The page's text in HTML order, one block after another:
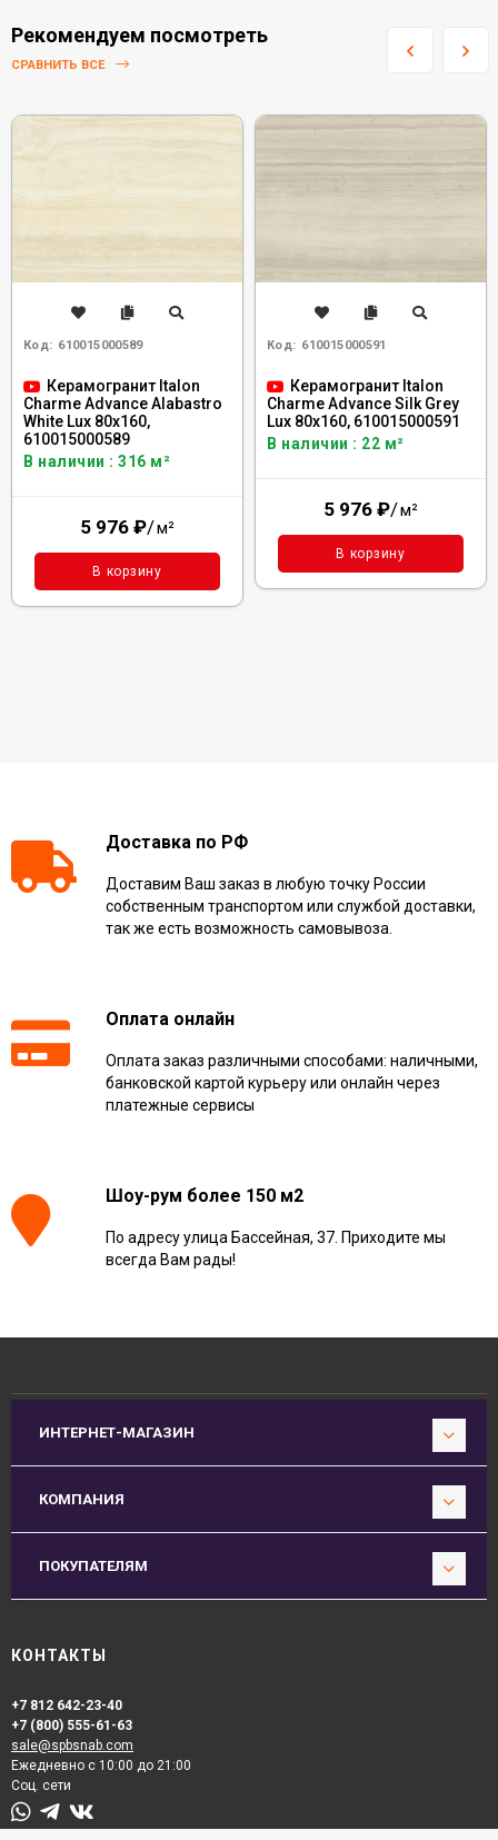
Рекомендуем посмотреть
СРАВНИТЬ ВСЕ
Код: 610015000589
Керамогранит Italon
Charme Advance Alabastro
White Lux 80x160,
610015000589
В наличии : 316 м²
5 976 ₽/м²
В корзину
Код: 610015000591
Керамогранит Italon
Charme Advance Silk Grey
Lux 80x160, 610015000591
В наличии : 22 м²
5 976 ₽/м²
В корзину
Доставка по РФ
Доставим Ваш заказ в любую точку России
собственным транспортом или службой доставки,
так же есть возможность самовывоза.
Оплата онлайн
Оплата заказ различными способами: наличными,
банковской картой курьеру или онлайн через
платежные сервисы
Шоу-рум более 150 м2
По адресу улица Бассейная, 37. Приходите мы
всегда Вам рады!
ИНТЕРНЕТ-МАГАЗИН
КОМПАНИЯ
ПОКУПАТЕЛЯМ
КОНТАКТЫ
+7 812 642-23-40
+7 (800) 555-61-63
sale@spbsnab.com
Ежедневно с 10:00 до 21:00
Соц. сети